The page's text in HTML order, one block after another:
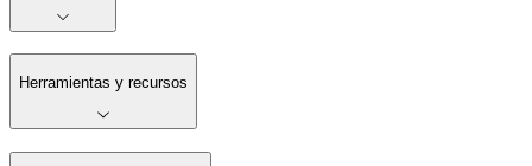
Herramientas y recursos